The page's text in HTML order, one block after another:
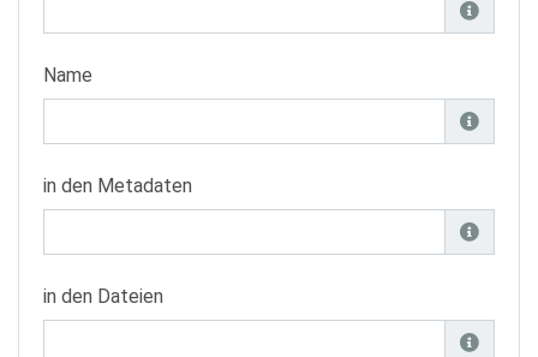
Name
in den Metadaten
in den Dateien